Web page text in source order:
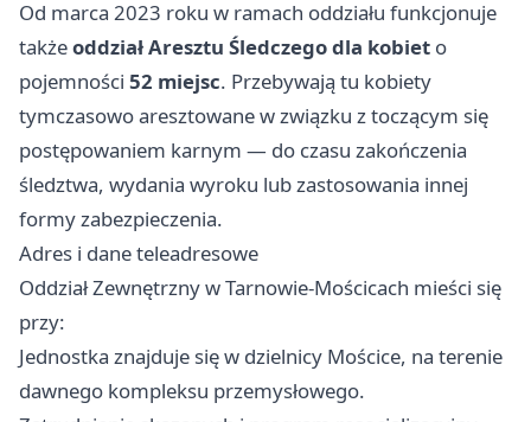
Od marca 2023 roku w ramach oddziału funkcjonuje
takżeoddział Aresztu Śledczego dla kobiet o
pojemności 52 miejsc. Przebywają tu kobiety
tymczasowo aresztowane w związku z toczącym się
postępowaniem karnym — do czasu zakończenia
śledztwa, wydania wyroku lub zastosowania innej
formy zabezpieczenia.
Adres i dane teleadresowe
Oddział Zewnętrzny w Tarnowie-Mościcach mieści się
przy:
Jednostka znajduje się w dzielnicy Mościce, na terenie
dawnego kompleksu przemysłowego.